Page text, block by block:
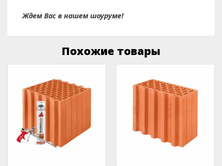
Ждем Вас в нашем шоуруме!
Похожие товары